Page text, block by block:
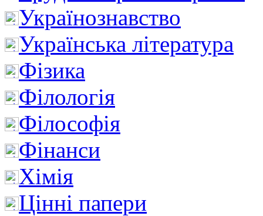
Українознавство
Українська література
Фізика
Філологія
Філософія
Фінанси
Хімія
Цінні папери